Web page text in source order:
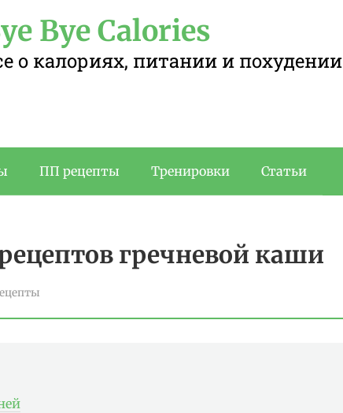
Bye Calories
о калориях, питании и похудении
ПП рецепты Тренировки Статьи
гречневой каши